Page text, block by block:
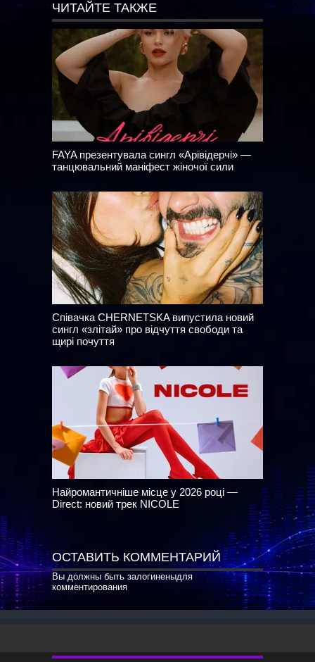
ЧИТАЙТЕ ТАКЖЕ
FAYA презентувала сингл «Арівідерчі» —
танцювальний маніфест жіночої сили
Співачка CHERNETSKA випустила новий
сингл «злітай» про відчуття свободи та
щирі почуття
Найромантичніше місце у 2026 році —
Direct: новий трек NICOLE
ОСТАВИТЬ КОММЕНТАРИЙ
Вы должны быть залогиненыдля
комментирования